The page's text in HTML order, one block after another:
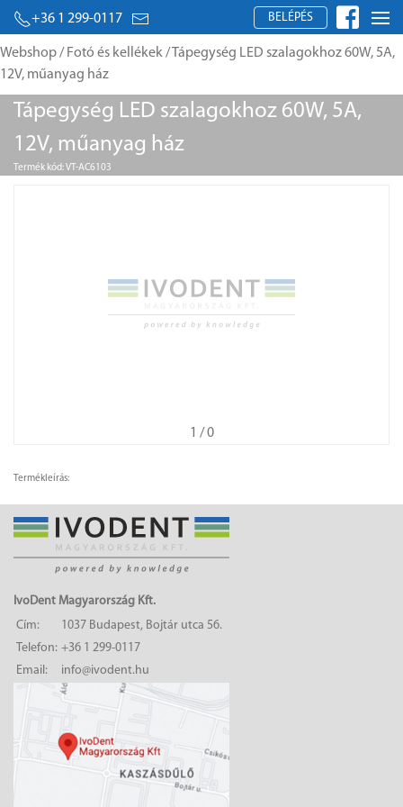
+36 1 299-0117 BELÉPÉS
Webshop/ Fotó és kellékek/ Tápegység LED szalagokhoz 60W, 5A,
12V, műanyag ház
Tápegység LED szalagokhoz 60W, 5A,
12V, műanyag ház
Termék kód: VT-AC6103
1 / 0
Termékleírás:
IvoDent Magyarország Kft.
Cím:
1037 Budapest, Bojtár utca 56.
Telefon: +36 1 299-0117
Email:
info@ivodent.hu